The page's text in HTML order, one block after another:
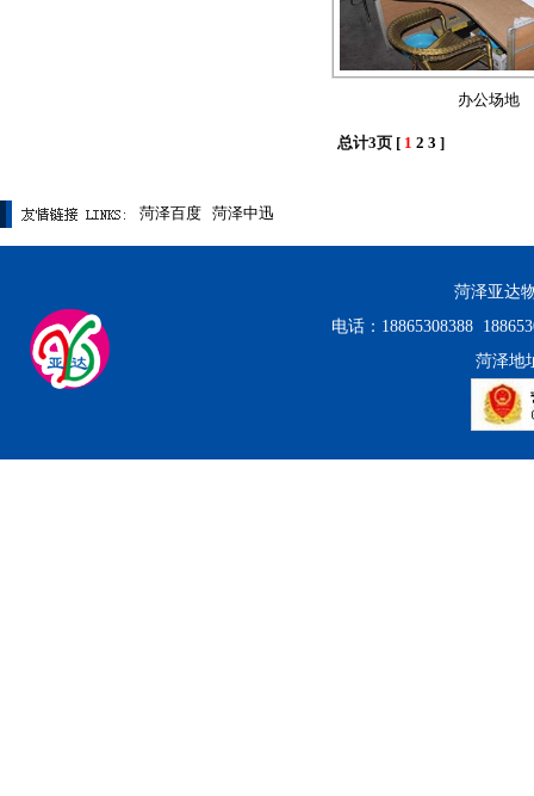
办公场地
总计3页 [ 1 2 3 ]
菏泽百度 菏泽中迅
菏泽亚达
电话：18865308388
菏泽地